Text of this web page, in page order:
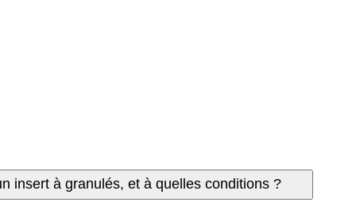
insert à granulés, et à quelles conditions ?